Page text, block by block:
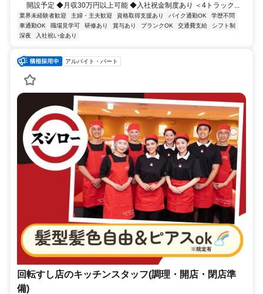
開設予定 ◆月収30万円以上可能 ◆入社祝金制度あり ＜4トラック...
業界未経験者歓迎 主婦・主夫歓迎 資格取得支援あり バイク通勤OK
学歴不問
車通勤OK
職場見学可 研修あり 賞与あり ブランクOK 交通費支給
シフト制
深夜
入社祝い金あり
アルバイト・パート
回転すし店のキッチンスタッフ(調理・開店・閉店準
備)